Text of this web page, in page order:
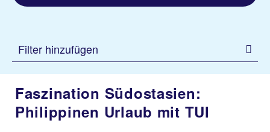
Filter hinzufügen
Faszination Südostasien:
Philippinen Urlaub mit TUI